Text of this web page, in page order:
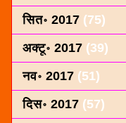
सित॰ 2017 (75)
अक्टू॰ 2017 (39)
नव॰ 2017 (51)
दिस॰ 2017 (57)